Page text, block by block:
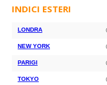
INDICI ESTERI
LONDRA
NEW YORK
PARIGI
TOKYO